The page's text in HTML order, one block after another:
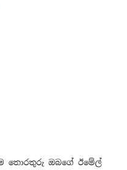
තොරතුරු ඔබගේ ඊමේල්